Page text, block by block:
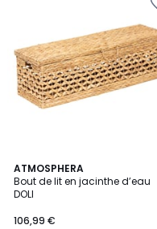
ATMOSPHERA
Bout de lit en jacinthe d’eau
DOLI
106,99 €